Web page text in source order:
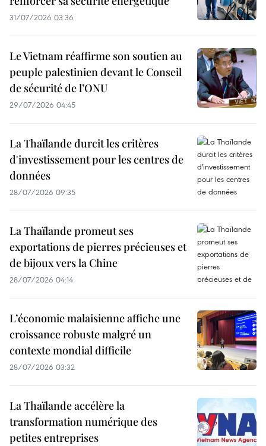
31/07/2026 03:36
Le Vietnam réaffirme son soutien au
peuple palestinien devant le Conseil
de sécurité de l’ONU
29/07/2026 04:45
La Thaïlande durcit les critères
d'investissement pour les centres de
données
28/07/2026 09:35
La Thaïlande promeut ses
exportations de pierres précieuses et
de bijoux vers la Chine
28/07/2026 04:14
L’économie malaisienne affiche une
croissance robuste malgré un
contexte mondial difficile
28/07/2026 03:32
La Thaïlande accélère la
transformation numérique des
petites entreprises